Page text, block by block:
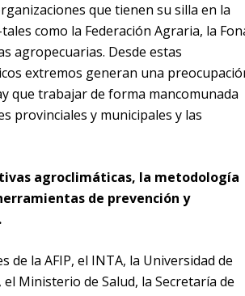
que tienen su silla en la
como la Federación Agraria, la
agropecuarias. Desde estas
extremos generan una
que trabajar de forma mancomunada
provinciales y municipales y las
agroclimáticas, la metodología
de prevención y
la AFIP, el INTA, la Universidad de
Ministerio de Salud, la Secretaría de